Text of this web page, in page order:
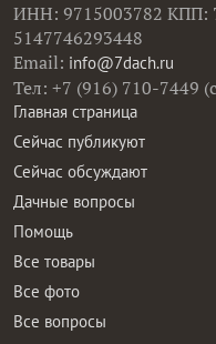
ИНН: 9715003782 КПП:
5147746293448
Email: info@7dach.ru
Тел: +7 (916) 710-7449
Главная страница
Сейчас публикуют
Сейчас обсуждают
Дачные вопросы
Помощь
Все товары
Все фото
Все вопросы